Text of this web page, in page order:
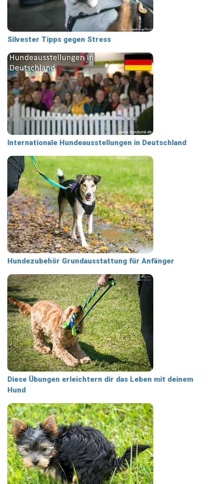
Silvester Tipps gegen Stress
Internationale Hundeausstellungen in Deutschland
Hundezubehör Grundausstattung für Anfänger
Diese Übungen erleichtern dir das Leben mit deinem
Hund